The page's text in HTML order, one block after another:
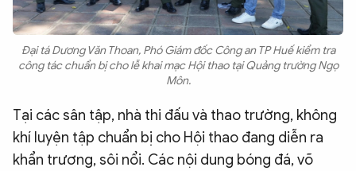
Đại tá Dương Văn Thoan, Phó Giám đốc Công an TP Huế kiểm tra
công tác chuẩn bị cho lễ khai mạc Hội thao tại Quảng trường Ngọ
Môn.
Tại các sân tập, nhà thi đấu và thao trường, không
khí luyện tập chuẩn bị cho Hội thao đang diễn ra
khẩn trương, sôi nổi. Các nội dung bóng đá, võ